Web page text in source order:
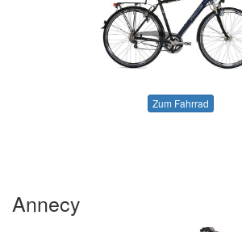
Zum Fahrrad
Annecy